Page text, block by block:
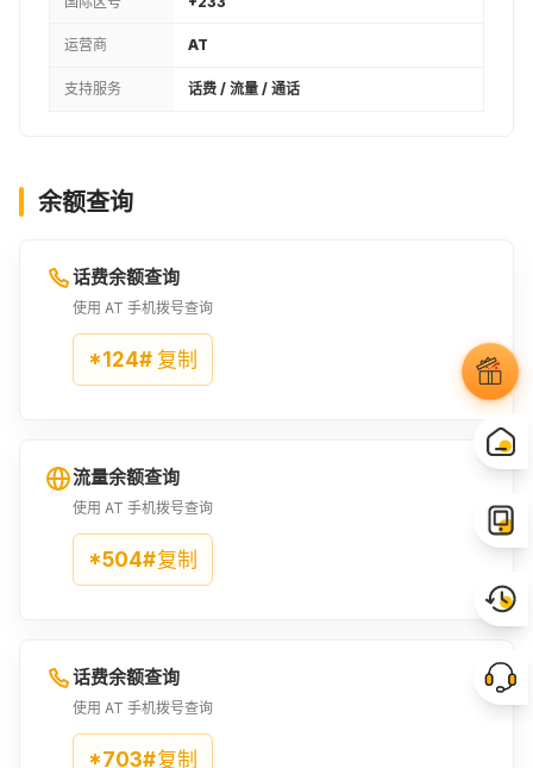
100GHS
¥197.43
运营商 AT
支持服务 话费 / 流量 / 通话
余额查询
话费余额查询
使用 AT 手机拨号查询
*124# 复制
流量余额查询
使用 AT 手机拨号查询
*504#复制
话费余额查询
使用 AT 手机拨号查询
*703#复制